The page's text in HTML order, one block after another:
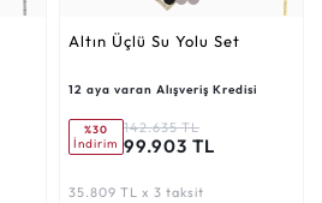
Altın Üçlü Su Yolu Set
12 aya varan Alışveriş Kredisi
%30
İndirim
142.635 TL
99.903 TL
35.809 TL x 3 taksit